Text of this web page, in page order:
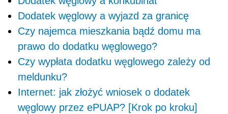
Dodatek węglowy a wyjazd za granicę
Czy najemca mieszkania bądź domu ma
prawo do dodatku węglowego?
Czy wypłata dodatku węglowego zależy od
meldunku?
Internet: jak złożyć wniosek o dodatek
węglowy przez ePUAP? [Krok po kroku]